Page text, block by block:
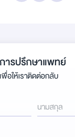
ารปรึกษาแพทย์
อให้เราติดต่อกลับ
นามสกุล